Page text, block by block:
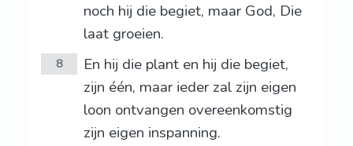
noch hij die begiet, maar God, Die
laat groeien.
8
En hij die plant en hij die begiet,
zijn één, maar ieder zal zijn eigen
loon ontvangen overeenkomstig
zijn eigen inspanning.